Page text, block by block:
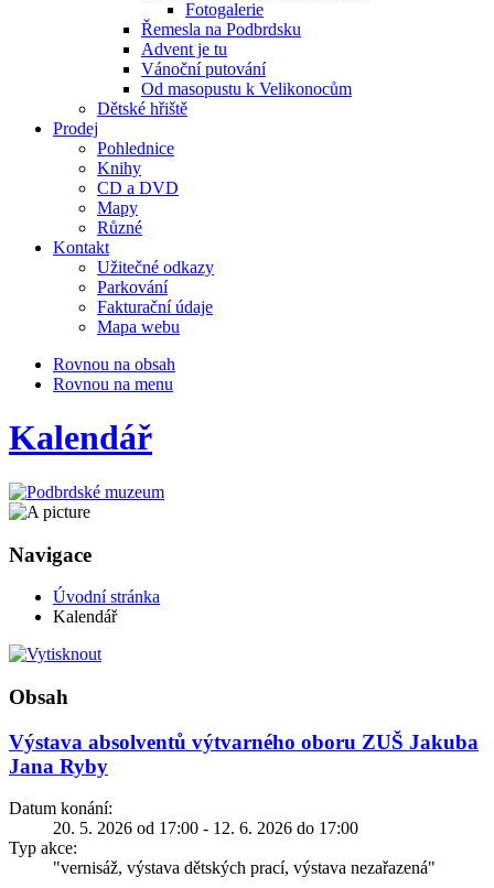
Fotogalerie
Řemesla na Podbrdsku
Advent je tu
Vánoční putování
Od masopustu k Velikonocům
Dětské hřiště
Prodej
Pohlednice
Knihy
CD a DVD
Mapy
Různé
Kontakt
Užitečné odkazy
Parkování
Fakturační údaje
Mapa webu
Rovnou na obsah
Rovnou na menu
Kalendář
Navigace
Úvodní stránka
Kalendář
Obsah
Výstava absolventů výtvarného oboru ZUŠ Jakuba
Jana Ryby
Datum konání:
20. 5. 2026 od 17:00 - 12. 6. 2026 do 17:00
Typ akce:
"vernisáž, výstava dětských prací, výstava nezařazená"